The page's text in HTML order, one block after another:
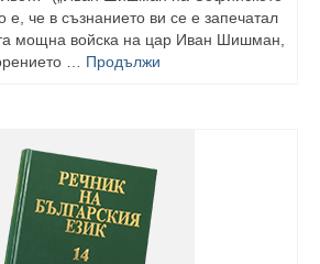
е, че в съзнанието ви се е запечатал
мощна войска на цар Иван Шишман,
… Продължи